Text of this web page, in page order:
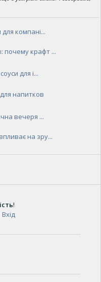
компані...
почему крафт ...
для і...
напитков
вечеря ...
на зру...
!
Вхід